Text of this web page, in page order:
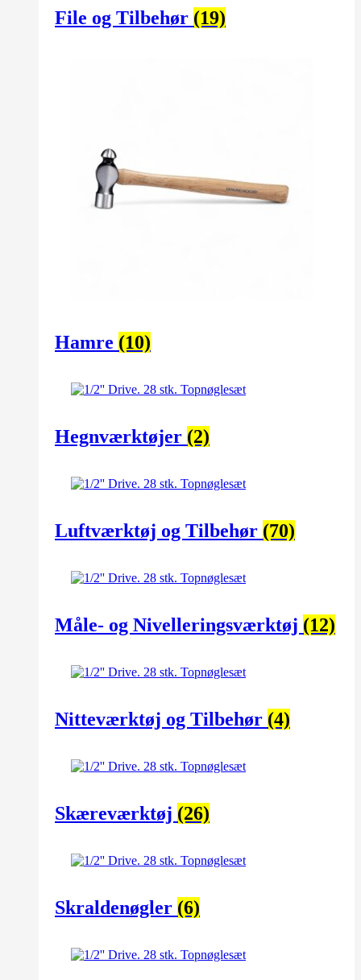
File og Tilbehør (19)
Hamre (10)
Hegnværktøjer (2)
Luftværktøj og Tilbehør (70)
Måle- og Nivelleringsværktøj (12)
Nitteværktøj og Tilbehør (4)
Skæreværktøj (26)
Skraldenøgler (6)